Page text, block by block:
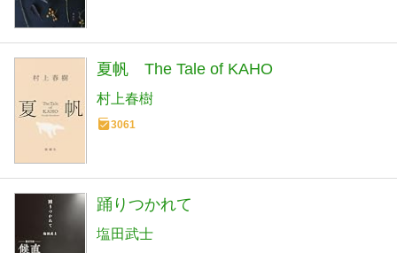
夏帆 The Tale of KAHO
村上春樹
3061
踊りつかれて
塩田武士